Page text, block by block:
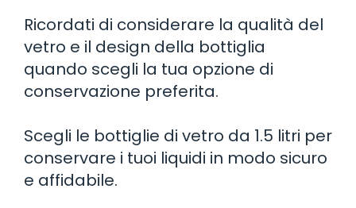
Ricordati di considerare la qualità del
vetro e il design della bottiglia
quando scegli la tua opzione di
conservazione preferita.
Scegli le bottiglie di vetro da 1.5 litri per
conservare i tuoi liquidi in modo sicuro
e affidabile.